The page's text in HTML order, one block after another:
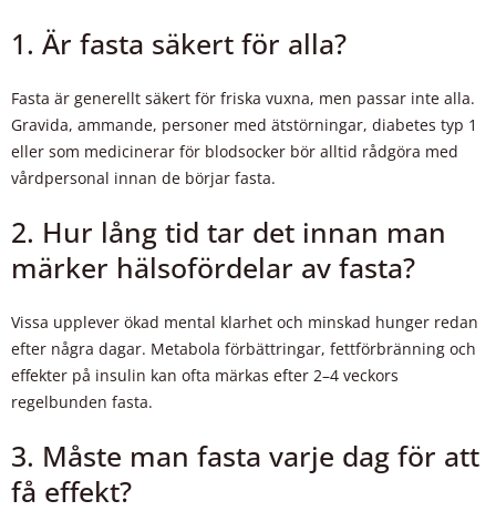
1. Är fasta säkert för alla?
Fasta är generellt säkert för friska vuxna, men passar inte alla.
Gravida, ammande, personer med ätstörningar, diabetes typ 1
eller som medicinerar för blodsocker bör alltid rådgöra med
vårdpersonal innan de börjar fasta.
2. Hur lång tid tar det innan man
märker hälsofördelar av fasta?
Vissa upplever ökad mental klarhet och minskad hunger redan
efter några dagar. Metabola förbättringar, fettförbränning och
effekter på insulin kan ofta märkas efter 2–4 veckors
regelbunden fasta.
3. Måste man fasta varje dag för att
få effekt?